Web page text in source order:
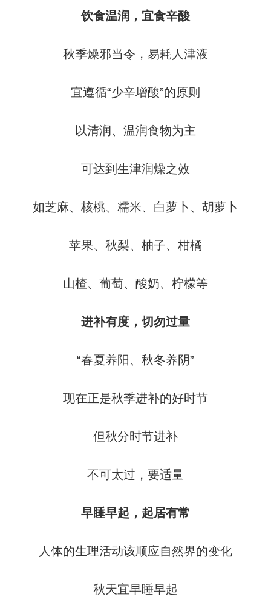
饮食温润，宜食辛酸
秋季燥邪当令，易耗人津液
宜遵循“少辛增酸”的原则
以清润、温润食物为主
可达到生津润燥之效
如芝麻、核桃、糯米、白萝卜、胡萝卜
苹果、秋梨、柚子、柑橘
山楂、葡萄、酸奶、柠檬等
进补有度，切勿过量
“春夏养阳、秋冬养阴”
现在正是秋季进补的好时节
但秋分时节进补
不可太过，要适量
早睡早起，起居有常
人体的生理活动该顺应自然界的变化
秋天宜早睡早起